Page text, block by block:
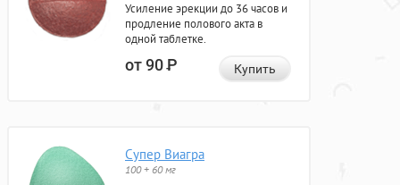
Усиление эрекции до 36 часов и
продление полового акта в
одной таблетке.
от 90Р Купить
Супер Виагра
100 + 60 мг